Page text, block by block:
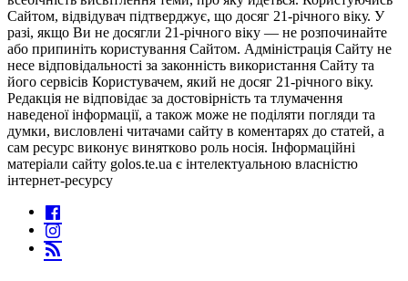
Сайтом, відвідувач підтверджує, що досяг 21-річного віку. У
разі, якщо Ви не досягли 21-річного віку — не розпочинайте
або припиніть користування Сайтом. Адміністрація Сайту не
несе відповідальності за законність використання Сайту та
його сервісів Користувачем, який не досяг 21-річного віку.
Редакція не відповідає за достовірність та тлумачення
наведеної інформації, а також може не поділяти погляди та
думки, висловлені читачами сайту в коментарях до статей, а
сам ресурс виконує винятково роль носія. Інформаційні
матеріали сайту golos.te.ua є інтелектуальною власністю
інтернет-ресурсу